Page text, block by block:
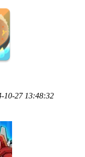
10-27 13:48:32